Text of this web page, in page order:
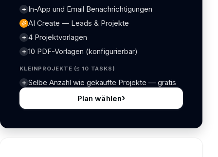
In-App und Email Benachrichtigungen
AI Create — Leads & Projekte
4 Projektvorlagen
10 PDF-Vorlagen (konfigurierbar)
KLEINPROJEKTE (≤ 10 TASKS)
Selbe Anzahl wie gekaufte Projekte — gratis
Plan wählen›